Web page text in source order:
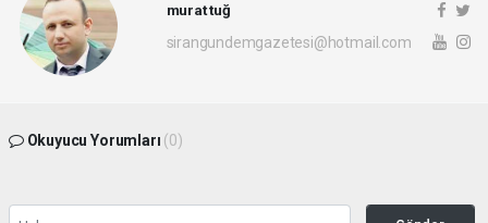
murat tuğ
sirangundemgazetesi@hotmail.com
Okuyucu Yorumları (0)